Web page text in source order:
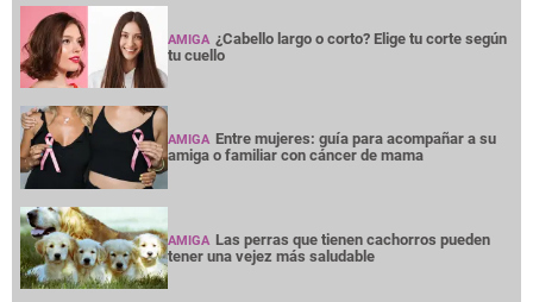
AMIGA ¿Cabello largo o corto? Elige tu corte según
tu cuello
AMIGA Entre mujeres: guía para acompañar a su
amiga o familiar con cáncer de mama
AMIGA Las perras que tienen cachorros pueden
tener una vejez más saludable